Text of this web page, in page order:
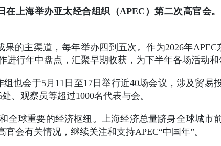
在上海举办亚太经合组织（APEC）第二次高官会
的主渠道，每年举办四到五次。作为2026年
进行年中盘点，汇聚早期收获，为下半年各场活动和
也会于5月11日至17日举行近40场会议，涉及贸
、观察员等超过1000名代表与会。
全球重要的经济枢纽。上海经济总量跻身全球城市
会有关情况，继续关注和支持APEC“中国年”。